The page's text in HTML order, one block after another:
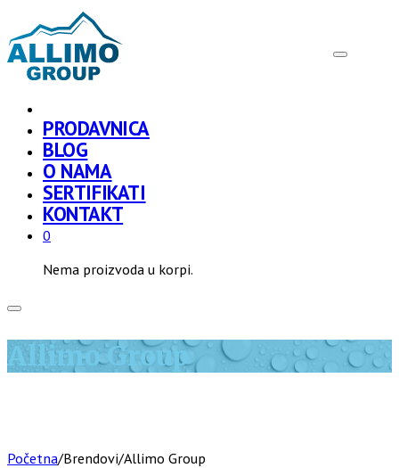
PRODAVNICA
BLOG
O NAMA
SERTIFIKATI
KONTAKT
0
Nema proizvoda u korpi.
Allimo Group
Početna/Brendovi/Allimo Group